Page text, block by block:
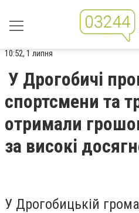
10:52, 1 липня
У Дрогобичі
спортсмени та
отримали
за високі
У Дрогобицькій